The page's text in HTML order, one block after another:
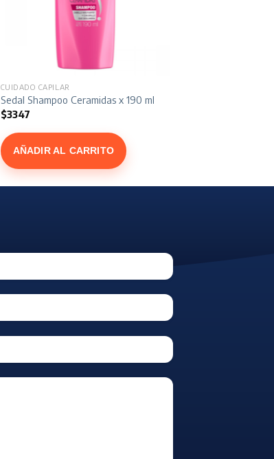
CUIDADO CAPILAR
Sedal Shampoo Ceramidas x 190 ml
$3347
AÑADIR AL CARRITO